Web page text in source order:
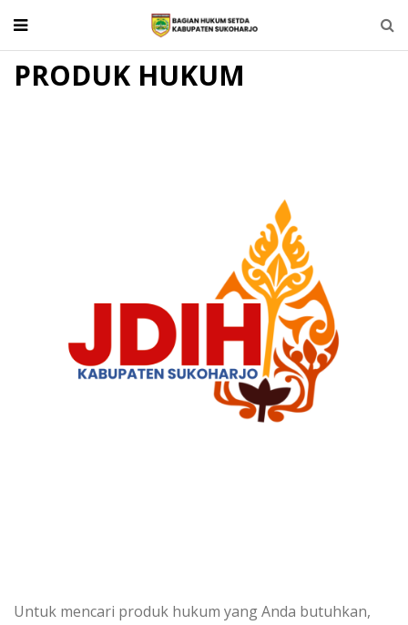
PRODUK HUKUM
Untuk mencari produk hukum yang Anda butuhkan,